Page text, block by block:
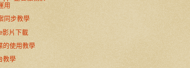
用
同步教學
影片下載
的使用教學
教學